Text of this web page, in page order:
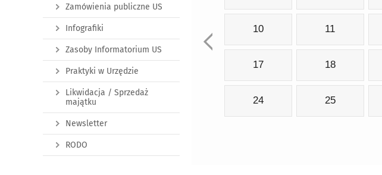
10 11
17 18
24 25
Zamówienia publiczne US
Infografiki
Zasoby Informatorium US
Praktyki w Urzędzie
Likwidacja / Sprzedaż
majątku
Newsletter
RODO